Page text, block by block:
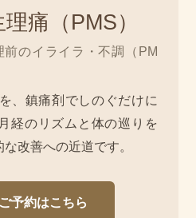
痛（PMS）
のイライラ・不調（PM
、鎮痛剤でしのぐだけに
経のリズムと体の巡りを
改善への近道です。
予約はこちら